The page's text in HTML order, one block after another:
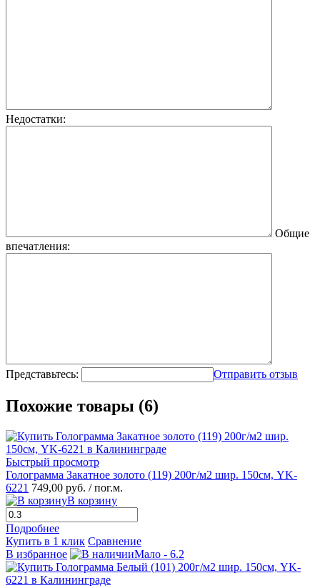
Недостатки:
Общие
впечатления:
Представьтесь: Отправить отзыв
Похожие товары (6)
Быстрый просмотр
Голограмма Закатное золото (119) 200г/м2 шир. 150см, YK-
6221 749,00 руб. / пог.м.
В корзину
Подробнее
Купить в 1 клик Сравнение
В избранное
Мало - 6.2